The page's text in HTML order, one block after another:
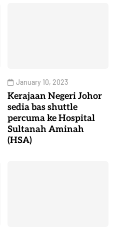
January 10, 2023
Kerajaan Negeri Johor
sedia bas shuttle
percuma ke Hospital
Sultanah Aminah
(HSA)